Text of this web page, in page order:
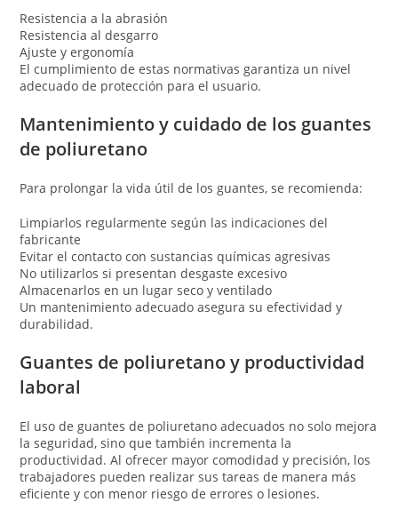
Resistencia a la abrasión
Resistencia al desgarro
Ajuste y ergonomía
El cumplimiento de estas normativas garantiza un nivel
adecuado de protección para el usuario.
Mantenimiento y cuidado de los guantes
de poliuretano
Para prolongar la vida útil de los guantes, se recomienda:
Limpiarlos regularmente según las indicaciones del
fabricante
Evitar el contacto con sustancias químicas agresivas
No utilizarlos si presentan desgaste excesivo
Almacenarlos en un lugar seco y ventilado
Un mantenimiento adecuado asegura su efectividad y
durabilidad.
Guantes de poliuretano y productividad
laboral
El uso de guantes de poliuretano adecuados no solo mejora
la seguridad, sino que también incrementa la
productividad. Al ofrecer mayor comodidad y precisión, los
trabajadores pueden realizar sus tareas de manera más
eficiente y con menor riesgo de errores o lesiones.